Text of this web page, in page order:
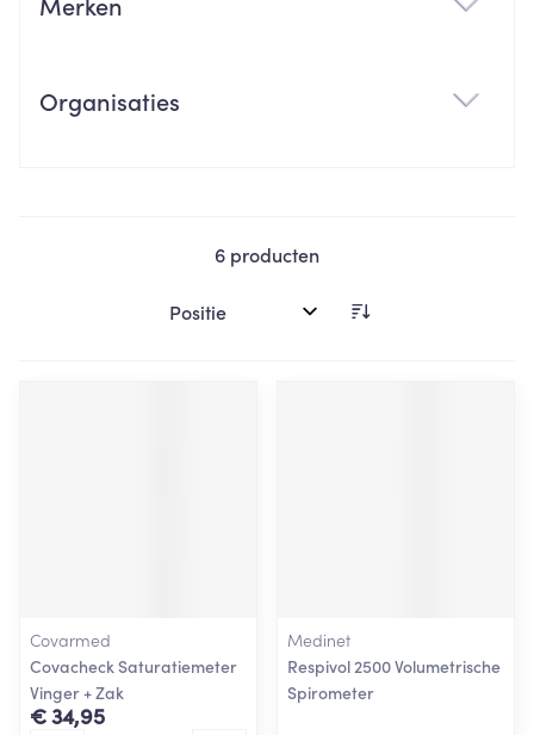
Organisaties
6 producten
Sorteer op:
Covarmed
Covacheck Saturatiemeter
Vinger + Zak
€ 34,95
Medinet
Respivol 2500 Volumetrische
Spirometer